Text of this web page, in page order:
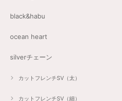
black&habu
ocean heart
silverチェーン
カットフレンチSV（太）
カットフレンチSV（細）